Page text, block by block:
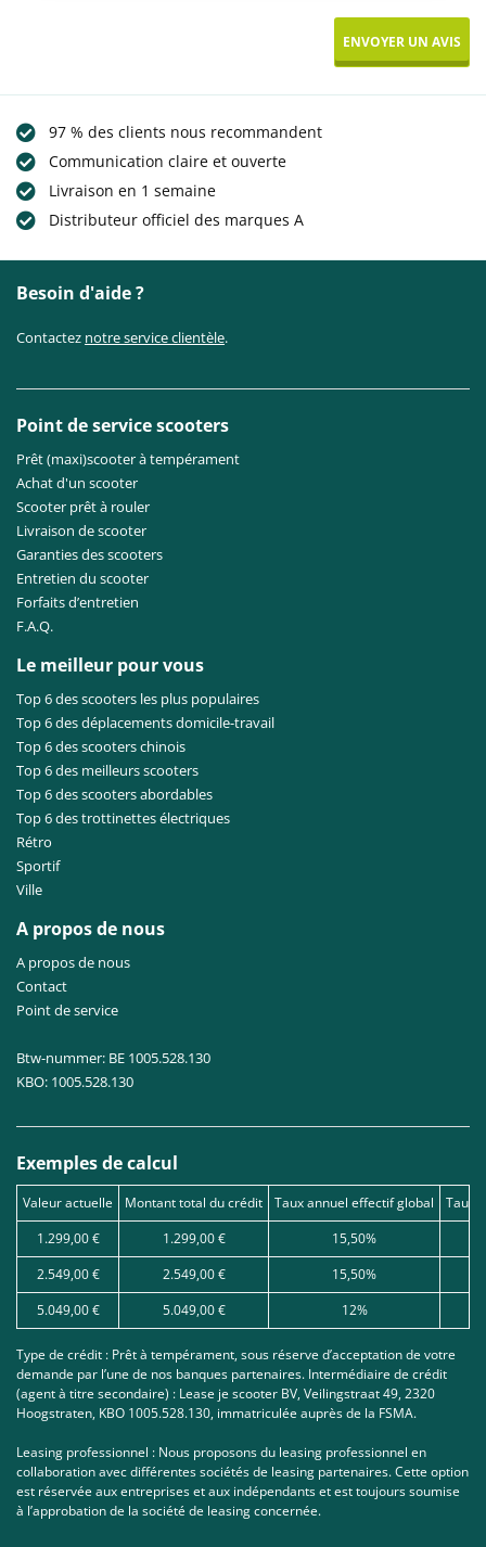
97 % des clients nous recommandent
Communication claire et ouverte
Livraison en 1 semaine
Distributeur officiel des marques A
Besoin d'aide ?
Contactez notre service clientèle.
Point de service scooters
Prêt (maxi)scooter à tempérament
Achat d'un scooter
Scooter prêt à rouler
Livraison de scooter
Garanties des scooters
Entretien du scooter
Forfaits d’entretien
F.A.Q.
Le meilleur pour vous
Top 6 des scooters les plus populaires
Top 6 des déplacements domicile-travail
Top 6 des scooters chinois
Top 6 des meilleurs scooters
Top 6 des scooters abordables
Top 6 des trottinettes électriques
Rétro
Sportif
Ville
A propos de nous
A propos de nous
Contact
Point de service
Btw-nummer: BE 1005.528.130
KBO: 1005.528.130
Exemples de calcul
Valeur actuelle Montant total du crédit Taux annuel effectif global
Taux
1.299,00 €
1.299,00 €
15,50%
2.549,00 €
2.549,00 €
15,50%
5.049,00 €
5.049,00 € 12%
Type de crédit : Prêt à tempérament, sous réserve d’acceptation de votre
demande par l’une de nos banques partenaires. Intermédiaire de crédit
(agent à titre secondaire) : Lease je scooter BV, Veilingstraat 49, 2320
Hoogstraten, KBO 1005.528.130, immatriculée auprès de la FSMA.
Leasing professionnel : Nous proposons du leasing professionnel en
collaboration avec différentes sociétés de leasing partenaires. Cette option
est réservée aux entreprises et aux indépendants et est toujours soumise
à l’approbation de la société de leasing concernée.